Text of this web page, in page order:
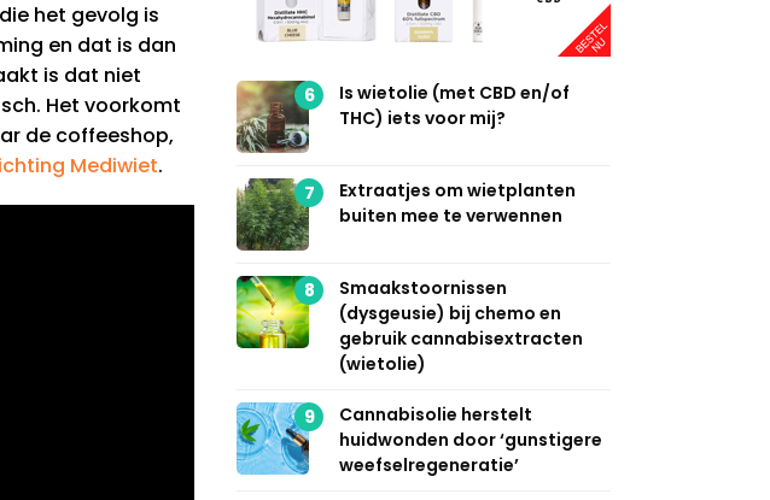
het gevolg is
en dat is dan
is dat niet
Het voorkomt
de coffeeshop,
Mediwiet.
6
Is wietolie (met CBD en/of
THC) iets voor mij?
7
Extraatjes om wietplanten
buiten mee te verwennen
8
Smaakstoornissen
(dysgeusie) bij chemo en
gebruik cannabisextracten
(wietolie)
9
Cannabisolie herstelt
huidwonden door ‘gunstigere
weefselregeneratie’